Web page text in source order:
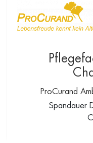
ProCurand
Spandauer